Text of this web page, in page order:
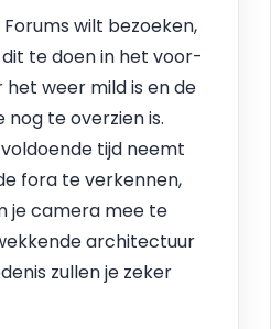
wilt bezoeken,
te doen in het voor-
weer mild is en de
te overzien is.
tijd neemt
fora te verkennen,
je camera mee te
architectuur
zullen je zeker